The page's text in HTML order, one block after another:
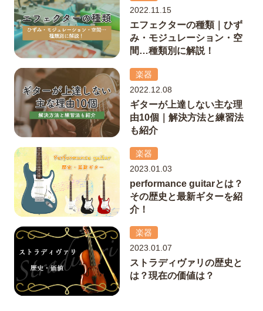
2022.11.15
エフェクターの種類｜ひず
み・モジュレーション・空
間…種類別に解説！
楽器
2022.12.08
ギターが上達しない主な理
由10個｜解決方法と練習法
も紹介
楽器
2023.01.03
performance guitarとは？
その歴史と最新ギターを紹
介！
楽器
2023.01.07
ストラディヴァリの歴史と
は？現在の価値は？